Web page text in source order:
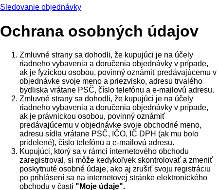
Sledovanie objednávky
Ochrana osobných údajov
Zmluvné strany sa dohodli, že kupujúci je na účely
riadneho vybavenia a doručenia objednávky v prípade,
ak je fyzickou osobou, povinný oznámiť predávajúcemu v
objednávke svoje meno a priezvisko, adresu trvalého
bydliska vrátane PSČ, číslo telefónu a e-mailovú adresu.
Zmluvné strany sa dohodli, že kupujúci je na účely
riadneho vybavenia a doručenia objednávky v prípade,
ak je právnickou osobou, povinný oznámiť
predávajúcemu v objednávke svoje obchodné meno,
adresu sídla vrátane PSČ, IČO, IČ DPH (ak mu bolo
pridelené), číslo telefónu a e-mailovú adresu.
Kupujúci, ktorý sa v rámci internetového obchodu
zaregistroval, si môže kedykoľvek skontrolovať a zmeniť
poskytnuté osobné údaje, ako aj zrušiť svoju registráciu
po prihlásení sa na internetovej stránke elektronického
obchodu v časti "Moje údaje".